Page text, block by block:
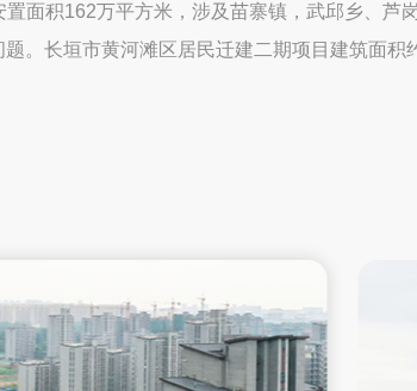
面积162万平方米，涉及苗寨镇，武邱乡、芦
。长垣市黄河滩区居民迁建二期项目建筑面积